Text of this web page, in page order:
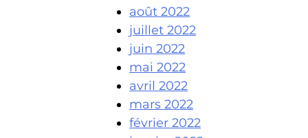
août 2022
juillet 2022
juin 2022
mai 2022
avril 2022
mars 2022
février 2022